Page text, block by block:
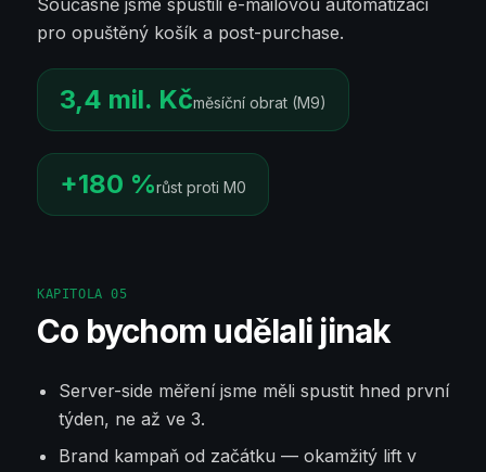
Současně jsme spustili e-mailovou automatizaci
pro opuštěný košík a post-purchase.
3,4 mil. Kčměsíční obrat (M9)
+180 %růst proti M0
KAPITOLA05
Co bychom udělali jinak
Server-side měření jsme měli spustit hned první
týden, ne až ve 3.
Brand kampaň od začátku — okamžitý lift v